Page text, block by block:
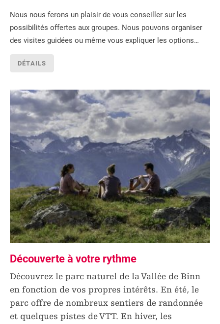
Nous nous ferons un plaisir de vous conseiller sur les
possibilités offertes aux groupes. Nous pouvons organiser
des visites guidées ou même vous expliquer les options…
DÉTAILS
Découverte à votre rythme
Découvrez le parc naturel de la Vallée de Binn
en fonction de vos propres intérêts. En été, le
parc offre de nombreux sentiers de randonnée
et quelques pistes de VTT. En hiver, les